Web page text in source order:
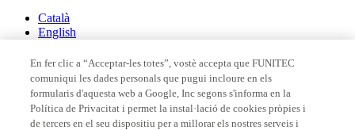
Català
English
Membre de
En fer clic a “Acceptar-les totes”, vostè accepta que FUNITEC
comuniqui les dades personals que pugui incloure en els
formularis d'aquesta web a Google, Inc segons s'informa en la
Política de Privacitat i permet la instal·lació de cookies pròpies i
de tercers en el seu dispositiu per a millorar els nostres serveis i